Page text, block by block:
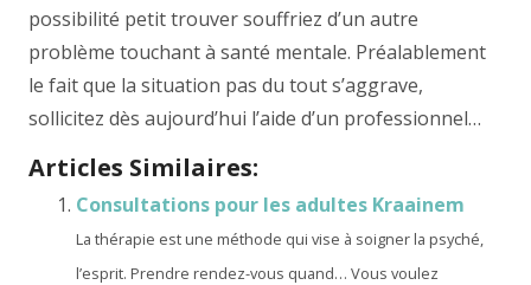
possibilité petit trouver souffriez d’un autre
problème touchant à santé mentale. Préalablement
le fait que la situation pas du tout s’aggrave,
sollicitez dès aujourd’hui l’aide d’un professionnel…
Articles Similaires:
Consultations pour les adultes Kraainem
La thérapie est une méthode qui vise à soigner la psyché,
l’esprit. Prendre rendez-vous quand… Vous voulez